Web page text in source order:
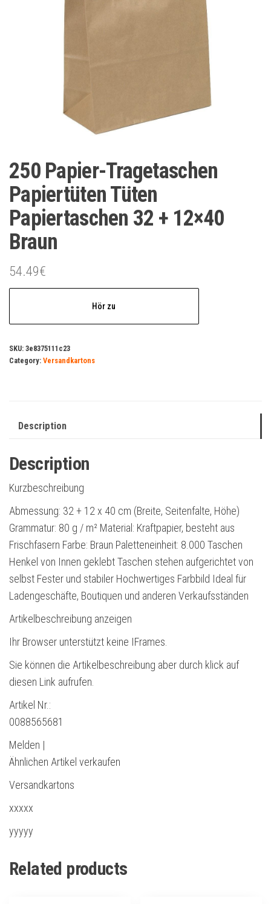
250 Papier-Tragetaschen
Papiertüten Tüten
Papiertaschen 32 + 12×40
Braun
54.49€
Hör zu
SKU: 3e8375111c23
Category: Versandkartons
Description
Description
Kurzbeschreibung
Abmessung: 32 + 12 x 40 cm (Breite, Seitenfalte, Höhe)
Grammatur: 80 g / m² Material: Kraftpapier, besteht aus
Frischfasern Farbe: Braun Paletteneinheit: 8.000 Taschen
Henkel von Innen geklebt Taschen stehen aufgerichtet von
selbst Fester und stabiler Hochwertiges Farbbild Ideal für
Ladengeschäfte, Boutiquen und anderen Verkaufsständen
Artikelbeschreibung anzeigen
Ihr Browser unterstützt keine IFrames.
Sie können die Artikelbeschreibung aber durch klick auf
diesen Link aufrufen.
Artikel Nr.:
0088565681
Melden |
Ähnlichen Artikel verkaufen
Versandkartons
xxxxx
yyyyy
Related products